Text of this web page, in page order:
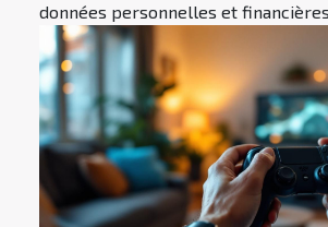
données personnelles et